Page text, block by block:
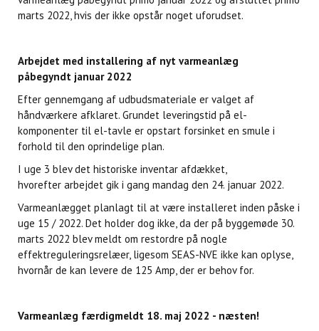
marts 2022, hvis der ikke opstår noget uforudset.
Arbejdet med installering af nyt varmeanlæg
påbegyndt januar 2022
Efter gennemgang af udbudsmateriale er valget af
håndværkere afklaret. Grundet leveringstid på el-
komponenter til el-tavle er opstart forsinket en smule i
forhold til den oprindelige plan.
I uge 3 blev det historiske inventar afdækket,
hvorefter arbejdet gik i gang mandag den 24. januar 2022.
Varmeanlægget planlagt til at være installeret inden påske i
uge 15 / 2022. Det holder dog ikke, da der på byggemøde 30.
marts 2022 blev meldt om restordre på nogle
effektreguleringsrelæer, ligesom SEAS-NVE ikke kan oplyse,
hvornår de kan levere de 125 Amp, der er behov for.
Varmeanlæg færdigmeldt 18. maj 2022 - næsten!